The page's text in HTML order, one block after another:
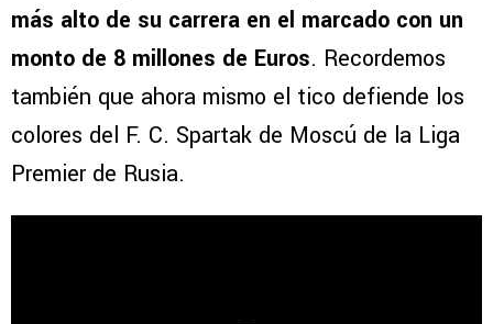
más alto de su carrera en el marcado con un
monto de 8 millones de Euros. Recordemos
también que ahora mismo el tico defiende los
colores del F. C. Spartak de Moscú de la Liga
Premier de Rusia.